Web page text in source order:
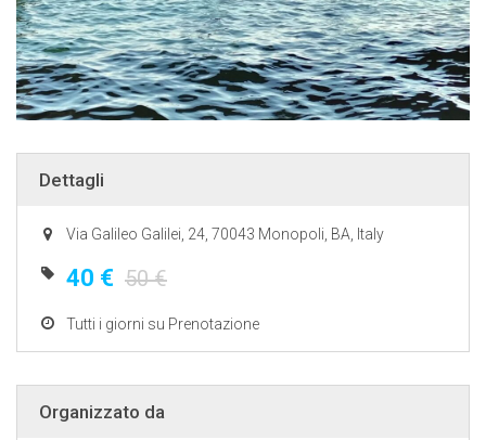
Dettagli
Via Galileo Galilei, 24, 70043 Monopoli, BA, Italy
40 € 50 €
Tutti i giorni su Prenotazione
Organizzato da